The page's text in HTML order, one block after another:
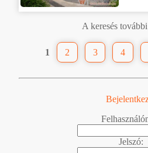
A keresés
1 2 3 4
Jelszó: